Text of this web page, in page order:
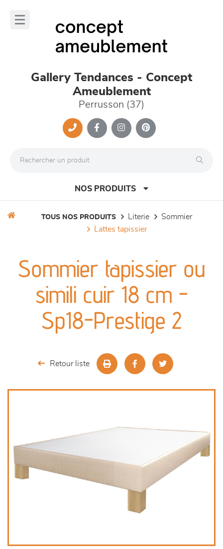
Gallery Tendances - Concept
Ameublement
Perrusson (37)
NOS PRODUITS
séjours
meubles de complément
chambres et dressing
TOUS NOS PRODUITS literie
sommier
lattes tapissier
Sommier tapissier ou
simili cuir 18 cm -
Sp18-Prestige 2
Retour liste